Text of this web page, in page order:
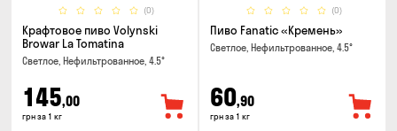
(0)
Крафтовое пиво Volynski
Browar La Tomatina
Светлое, Нефильтрованное, 4.5°
145,00
грн за 1 кг
(0)
Пиво Fanatic «Кремень»
Светлое, Нефильтрованное, 4.5°
60,90
грн за 1 кг